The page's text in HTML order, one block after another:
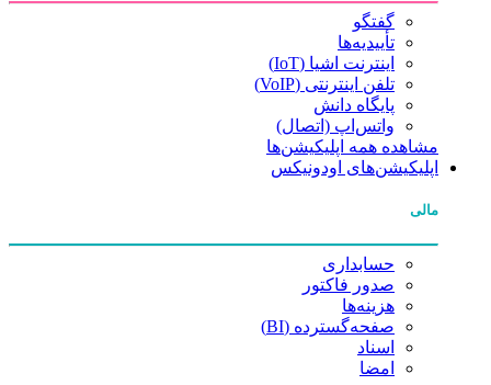
گفتگو
تأییدیه‌ها
اینترنت اشیا (IoT)
تلفن اینترنتی (VoIP)
پایگاه دانش
واتس‌اپ (اتصال)
مشاهده همه اپلیکیشن‌ها
اپلیکیشن‌های اودونیکس
مالی
حسابداری
صدور فاکتور
هزینه‌ها
صفحه‌گسترده (BI)
اسناد
امضا